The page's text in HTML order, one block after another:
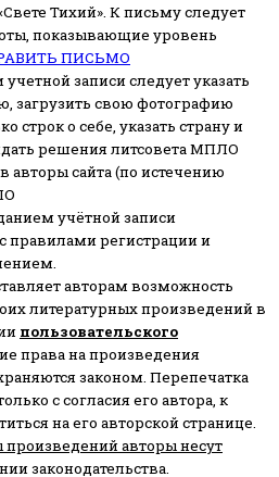
Тихий». К письму следует
показывающие уровень
ПИСЬМО
записи следует указать
загрузить свою фотографию
строк о себе, указать страну и
решения литсовета МПЛО
авторы сайта (по истечению
учётной записи
правилами регистрации и
авторам возможность
литературных произведений в
пользовательского
права на произведения
законом. Перепечатка
с согласия его автора, к
на его авторской странице.
произведений авторы несут
законодательства.